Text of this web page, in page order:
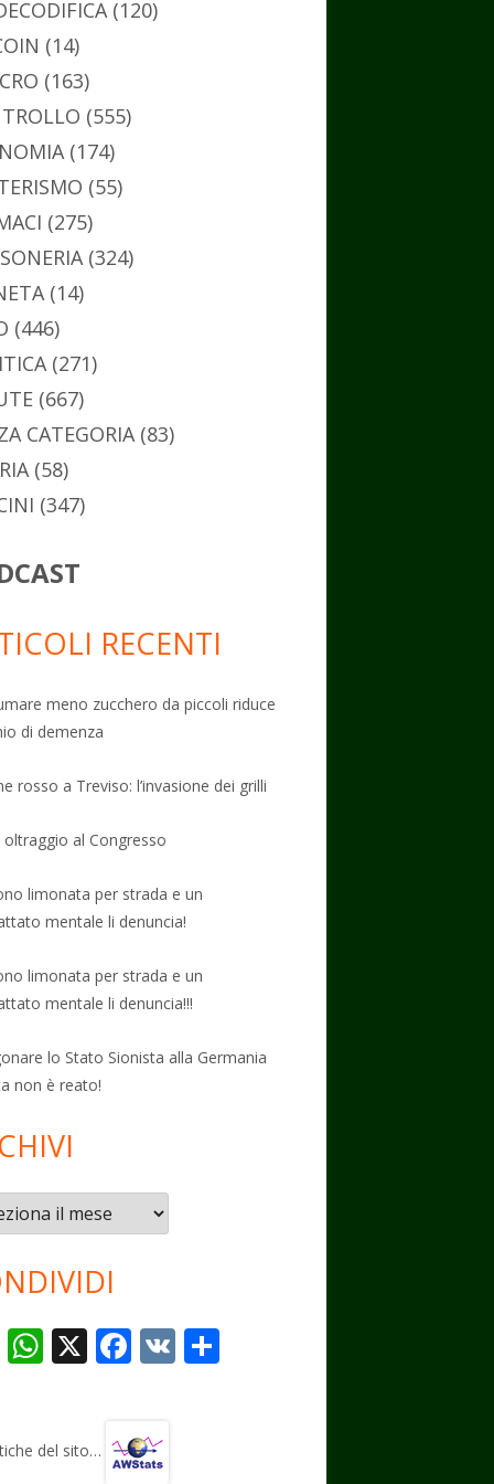
(120)
(14)
(163)
(555)
(174)
(55)
(275)
(324)
(14)
(446)
(271)
(667)
CATEGORIA(83)
(58)
(347)
RECENTI
meno zucchero da piccoli riduce
di demenza
rosso a Treviso: l’invasione dei grilli
oltraggio al Congresso
limonata per strada e un
mentale li denuncia!
limonata per strada e un
mentale li denuncia!!!
lo Stato Sionista alla Germania
non è reato!
T
gr
W
s
X F
b
V
del sito…